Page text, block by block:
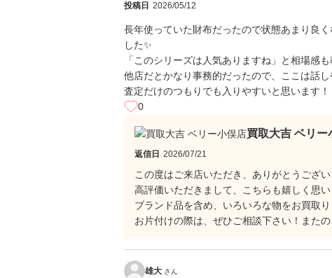
投稿日 2026/05/12
長年使っていた財布だったので状態あまり良
した✨️
「このシリーズは人気ありますね」と相場感
他店だとかなり事務的だったので、ここは話し
査定だけのつもりでも入りやすいと思います！
0
買取大吉 ベリ
返信日 2026/07/21
この度はご来店いただき、ありがとうござい
高評価いただきまして、こちらも嬉しく思い
ブランド品を含め、いろいろな物をお買取り
お片付けの際は、ぜひご相談下さい！また
雄大 さん